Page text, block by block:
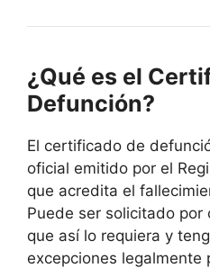
¿Qué es el
Defunción?
El certificado de
oficial emitido por el
que acredita el
Puede ser solicitado por
que así lo requiera y
excepciones legalmente